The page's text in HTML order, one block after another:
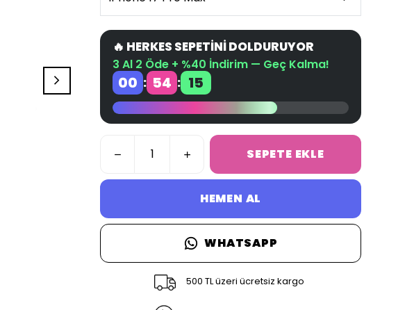
🔥 HERKES SEPETİNİ DOLDURUYOR
3 Al 2 Öde + %40 İndirim — Geç Kalma!
00 : 54 : 14
SEPETE EKLE
HEMEN AL
WHATSAPP
500 TL üzeri ücretsiz kargo